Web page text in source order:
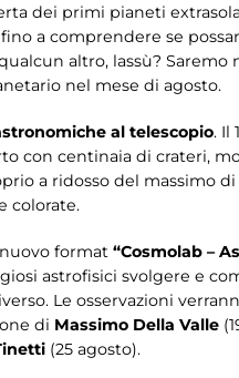
dei primi pianeti
a comprendere se
altro, lassù?
nel mese di agosto.
al telescopio. Il
con centinaia di crateri,
a ridosso del massimo
colorate.
format “Cosmolab –
astrofisici svolgere e
Le osservazioni
di Massimo Della Valle
(25 agosto).